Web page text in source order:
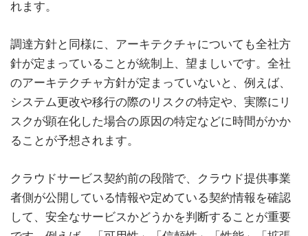
れます。
調達方針と同様に、アーキテクチャについても全社方
針が定まっていることが統制上、望ましいです。全社
のアーキテクチャ方針が定まっていないと、例えば、
システム更改や移行の際のリスクの特定や、実際にリ
スクが顕在化した場合の原因の特定などに時間がかか
ることが予想されます。
クラウドサービス契約前の段階で、クラウド提供事業
者側が公開している情報や定めている契約情報を確認
して、安全なサービスかどうかを判断することが重要